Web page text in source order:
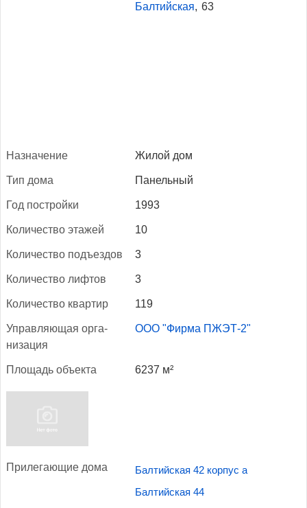
Балтийская, 63
Наз­на­чение Жилой дом
Тип до­ма Панельный
Год пос­трой­ки 1993
Ко­личес­тво эта­жей 10
Ко­личес­тво подъ­ез­дов 3
Ко­личес­тво лиф­тов 3
Ко­личес­тво квар­тир 119
Уп­равля­ющая ор­га­
низа­ция
ООО "Фирма ПЖЭТ-2"
Пло­щадь объ­ек­та 6237 м²
При­лега­ющие до­ма Балтийская 42 корпус а
Балтийская 44